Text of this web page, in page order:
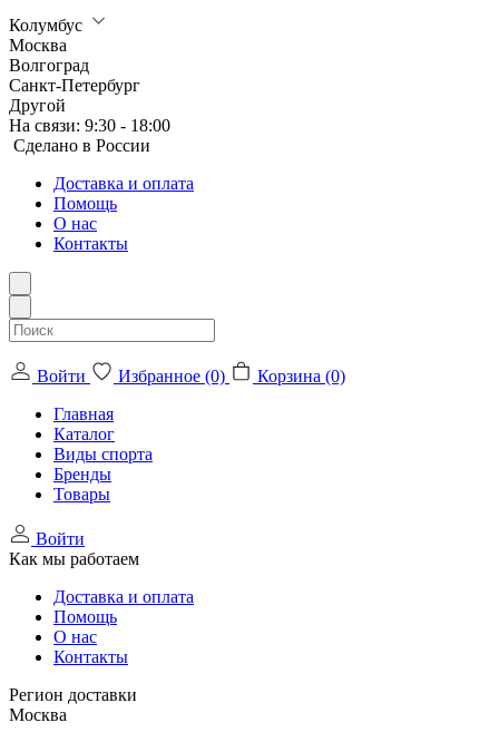
Колумбус
Москва
Волгоград
Санкт-Петербург
Другой
На связи: 9:30 - 18:00
Сделанo в России
Доставка и оплата
Помощь
О нас
Контакты
Войти Избранное (0)
Корзина (0)
Главная
Каталог
Виды спорта
Бренды
Товары
Войти
Как мы работаем
Доставка и оплата
Помощь
О нас
Контакты
Регион доставки
Москва